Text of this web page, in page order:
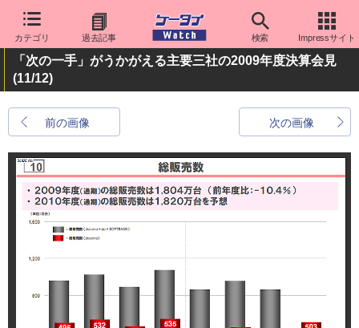
カテゴリ 過去記事 検索 Impressサイト
「次の一手」がうかがえる主要三社の2009年度決算会見
(11/12)
前の画像 次の画像